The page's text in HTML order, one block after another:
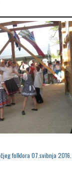
folklora 07.svibnja